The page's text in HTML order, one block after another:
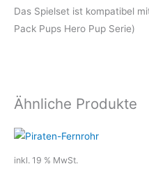
Das Spielset ist kompatibel
Pack Pups Hero Pup Serie)
Ähnliche Produkte
inkl. 19 % MwSt.